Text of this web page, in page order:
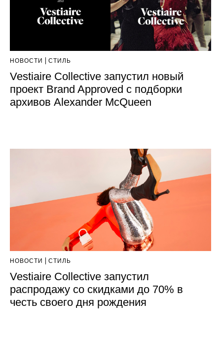
НОВОСТИ СТИЛЬ
Vestiaire Collective запустил новый
проект Brand Approved с подборки
архивов Alexander McQueen
НОВОСТИ СТИЛЬ
Vestiaire Collective запустил
распродажу со скидками до 70% в
честь своего дня рождения